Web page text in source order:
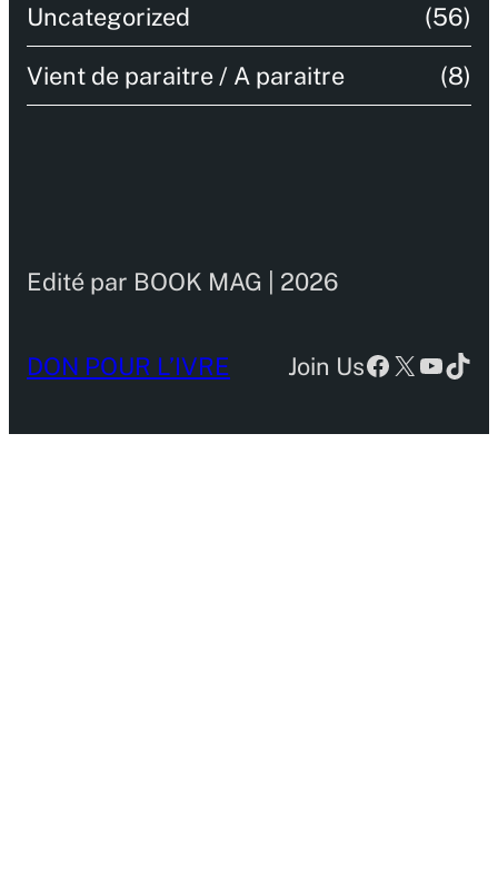
Uncategorized (56)
Vient de paraitre / A paraitre (8)
Edité par BOOK MAG | 2026
DON POUR L’IVRE Join UsFacebook
X